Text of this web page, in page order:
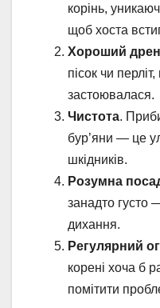
корінь,
щоб хоста
Хороший
пісок чи
застоювалася.
Чистота.
бур’яни — це
шкідників.
Розумна
занадто густо
дихання.
Регулярний
корені хоча б
помітити